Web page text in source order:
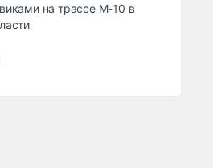
на трассе М-10 в